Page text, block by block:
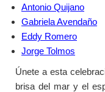
Antonio Quijano
Gabriela Avendaño
Eddy Romero
Jorge Tolmos
Únete a esta
brisa del mar y el